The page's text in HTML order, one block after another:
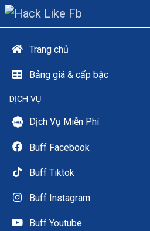
Trang chủ
Bảng giá & cấp bậc
DỊCH VỤ
Dịch Vụ Miễn Phí
Buff Facebook
Buff Tiktok
Buff Instagram
Buff Youtube